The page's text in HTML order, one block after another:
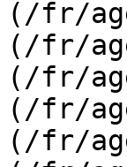
(/fr/
(/fr/
(/fr/
(/fr/
(/fr/